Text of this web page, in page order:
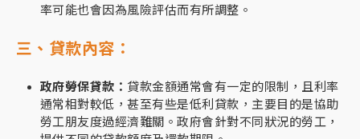
率可能也會因為風險評估而有所調整。
三、貸款內容：
政府勞保貸款： 貸款金額通常會有一定的限制，且利率
通常相對較低，甚至有些是低利貸款，主要目的是協助
勞工朋友度過經濟難關。政府會針對不同狀況的勞工，